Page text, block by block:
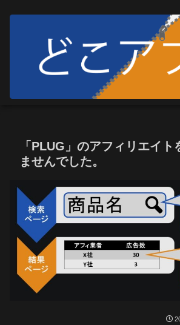
「PLUG」のアフィリエイト
ませんでした。